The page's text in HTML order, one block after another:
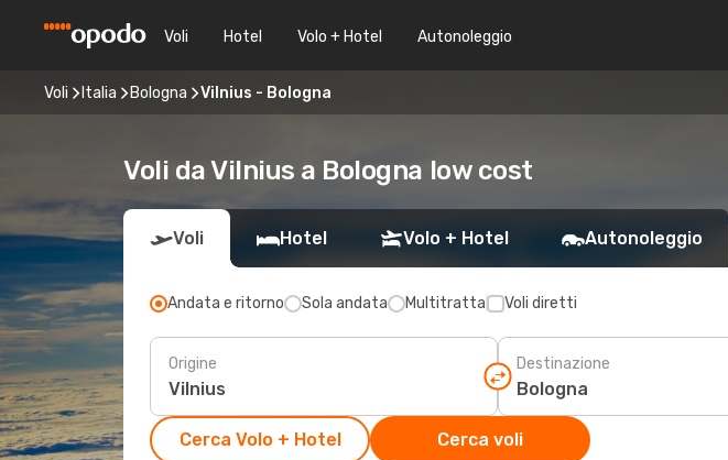
Voli Hotel Volo + Hotel Autonoleggio
Voli Italia Bologna Vilnius - Bologna
Voli da Vilnius a Bologna low cost
Voli Hotel Volo + Hotel Autonoleggio
Andata e ritorno Sola andata Multitratta Voli diretti
Origine Destinazione
Cerca Volo + Hotel Cerca voli